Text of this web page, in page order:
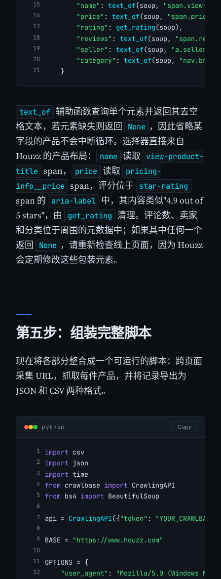
"name" : text_of(soup,
"span.view-
"price" : text_of(soup,
"rating" : get_rating(soup),
"reviews" : text_of(soup,
"seller" : text_of(soup,
"a.seller-
"category" : text_of(soup,
    }
text_of 辅助函数查询单个元素并返回其去空
格文本，若元素缺失则返回
None ，因此省略某
字段的产品不会中断循环。选择器直接来自
Houzz 的产品布局：
name 读取
view-product-
title span， price 读取
pricing-
info__price span，评分位于 star-rating
span 的 aria-label 中，其内容类似"4.9 out of
5 stars"，由
get_rating 清理。评论数、卖家
和分类位于周围的元数据中；如果其中任何一个
返回
None ，请重新检查线上页面，因为 Houzz
会定期修改这些包装元素。
第五步：组装完整脚本
现在将各部分整合成一个可运行的脚本：跨页面
采集 URL，抓取每件产品，并将记录导出为
JSON 和 CSV 两种格式。
python Copy
import csv
import json
import time
from crawlbase import CrawlingAPI
from bs4 import BeautifulSoup
api = CrawlingAPI({"token" :
BASE = "https://www.houzz.com"
OPTIONS = {
"user_agent" :
"Mozilla/5.0 (Windows NT